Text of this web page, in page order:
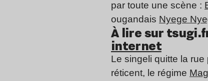
par toute une scène :
ougandais Nyege
À lire sur
internet
Le singeli quitte la
réticent, le régime